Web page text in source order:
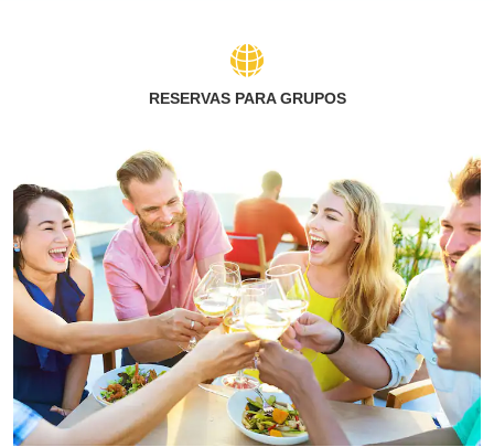
RESERVAS PARA GRUPOS